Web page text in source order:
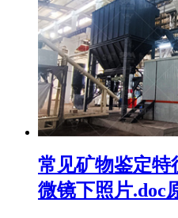
常见矿物鉴定特
微镜下照片.doc